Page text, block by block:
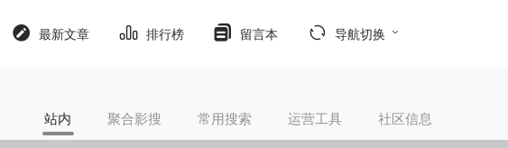
最新文章 排行榜 留言本 导航切换
站内 聚合影搜 常用搜索 运营工具 社区信息